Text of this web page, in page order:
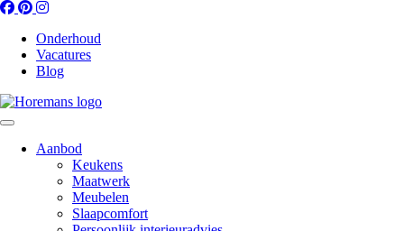
Onderhoud
Vacatures
Blog
Aanbod
Keukens
Maatwerk
Meubelen
Slaapcomfort